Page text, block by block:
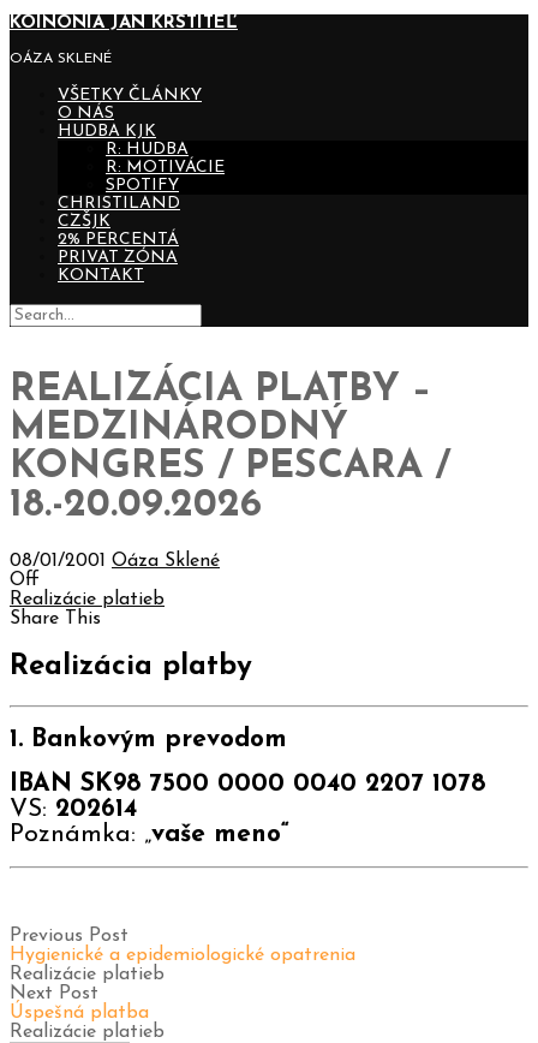
KOINONIA JÁN KRSTITEĽ
OÁZA SKLENÉ
VŠETKY ČLÁNKY
O NÁS
HUDBA KJK
R: HUDBA
R: MOTIVÁCIE
SPOTIFY
CHRISTILAND
CZŠJK
2% PERCENTÁ
PRIVAT ZÓNA
KONTAKT
REALIZÁCIA PLATBY –
MEDZINÁRODNÝ
KONGRES / PESCARA /
18.-20.09.2026
08/01/2001 Oáza Sklené
Off
Realizácie platieb
Share This
Realizácia platby
1. Bankovým prevodom
IBAN SK98 7500 0000 0040 2207 1078
VS: 202614
Poznámka: „vaše meno“
Previous Post
Hygienické a epidemiologické opatrenia
Realizácie platieb
Next Post
Úspešná platba
Realizácie platieb